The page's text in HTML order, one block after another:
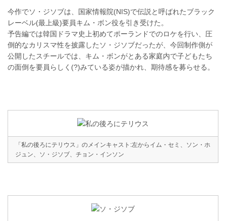
今作でソ・ジソブは、国家情報院(NIS)で伝説と呼ばれたブラック
レーベル(最上級)要員キム・ボン役を引き受けた。
予告編では韓国ドラマ史上初めてポーランドでのロケを行い、圧
倒的なカリスマ性を披露したソ・ジソブだったが、今回制作側が
公開したスチールでは、キム・ボンがとある家庭内で子どもたち
の面倒を要員らしく(?)みている姿が描かれ、期待感を募らせる。
「私の後ろにテリウス」のメインキャスト:左からイム・セミ、ソン・ホ
ジュン、ソ・ジソブ、チョン・インソン